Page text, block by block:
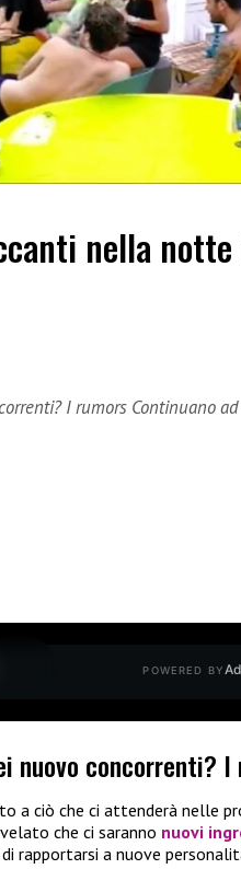
nella
I rumors Continuano
POWERED BY
nuovo concorrenti? I
a ciò che ci attenderà nelle
che ci saranno nuovi
rapportarsi a nuove